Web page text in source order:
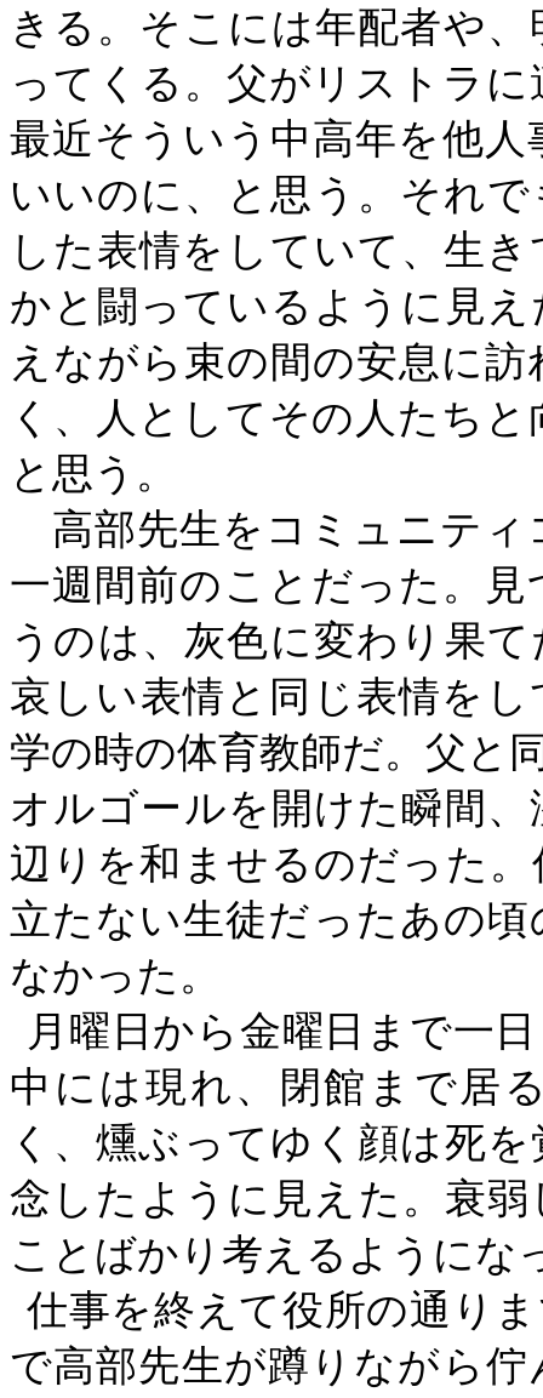
きる。そこには年配者や
ってくる。父がリストラ
最近そういう中高年を他
いいのに、と思う。それ
した表情をしていて、生
かと闘っているように見
えながら束の間の安息に
く、人としてその人たち
と思う。
高部先生をコミュニティ
一週間前のことだった。
うのは、灰色に変わり果
哀しい表情と同じ表情を
学の時の体育教師だ。父と
オルゴールを開けた瞬間
辺りを和ませるのだった
立たない生徒だったあの
なかった。
月曜日から金曜日まで一
中には現れ、閉館まで居
く、燻ぶってゆく顔は死
念したように見えた。衰
ことばかり考えるようにな
仕事を終えて役所の通り
で高部先生が蹲りながら